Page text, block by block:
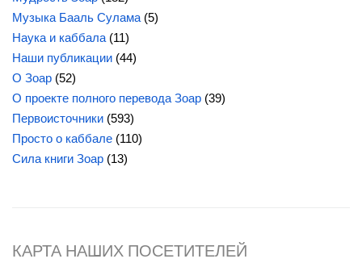
Музыка Бааль Сулама (5)
Наука и каббала (11)
Наши публикации (44)
О Зоар (52)
О проекте полного перевода Зоар (39)
Первоисточники (593)
Просто о каббале (110)
Сила книги Зоар (13)
КАРТА НАШИХ ПОСЕТИТЕЛЕЙ